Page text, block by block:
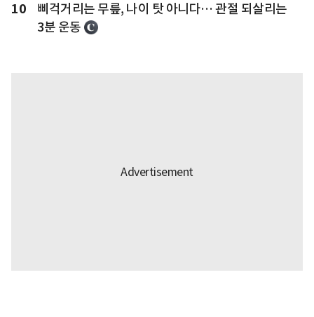
10
삐걱거리는 무릎, 나이 탓 아니다… 관절 되살리는
3분 운동